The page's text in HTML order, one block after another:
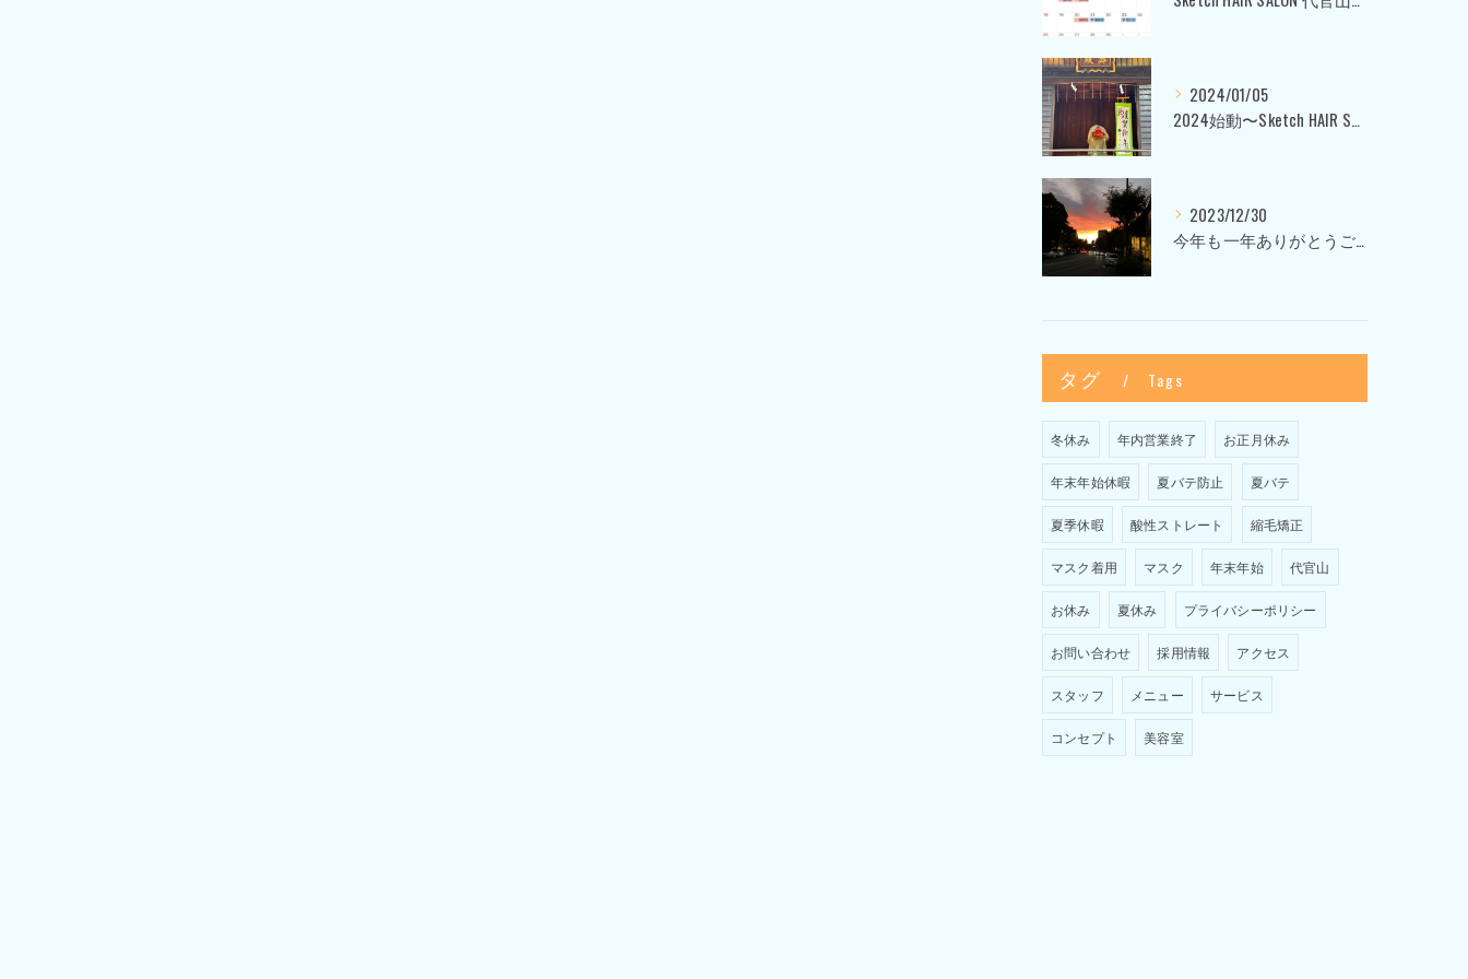
2024/01/05
2024始動〜Sketch HAIR SALON 代官山〜
2023/12/30
今年も一年ありがとうございました〜Sketch HAIR SALON 代官山の美容室〜
タグ Tags
冬休み 年内営業終了 お正月休み
年末年始休暇 夏バテ防止 夏バテ
夏季休暇 酸性ストレート 縮毛矯正
マスク着用 マスク 年末年始 代官山
お休み 夏休み プライバシーポリシー
お問い合わせ 採用情報 アクセス
スタッフ メニュー サービス
コンセプト 美容室